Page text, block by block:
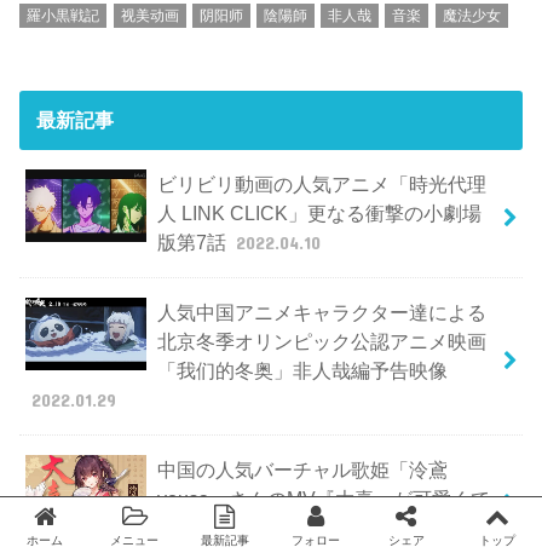
羅小黒戦記
视美动画 阴阳师 陰陽師 非人哉 音楽 魔法少女
最新記事
ビリビリ動画の人気アニメ「時光代理
人 LINK CLICK」更なる衝撃の小劇場
版第7話 2022.04.10
人気中国アニメキャラクター達による
北京冬季オリンピック公認アニメ映画
「我们的冬奥」非人哉編予告映像
2022.01.29
中国の人気バーチャル歌姫「泠鳶
yousa」さんのMV『大喜』が可愛くて
美しい 2022.01.16
ホーム メニュー 最新記事 フォロー シェア トップ
Twitter facebook